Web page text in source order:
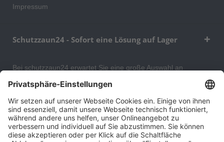
Impressum
Schutzzaun24 - Sofort eine Lösung auf Lager
Bei schutzzaun24 erwartet Sie eine große Auswahl an
Schutzgittern, Schutzeinrichtungen, Absturzsicherungen und
auch Ihr Wohngebäude optimal organisieren und sichern
können. An unserem Versandlager bevorraten wir ein großes
Sortiment von Lagerartikeln, welche innerhalb von 48 Stunden